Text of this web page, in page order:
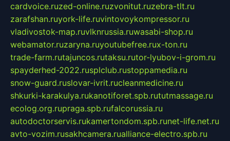
cardvoice.ruzed-online.ruzvonitut.ruzebra-tlt.ru
zarafshan.ruyork-life.ruvintovoykompressor.ru
vladivostok-map.ruvlknrussia.ruwasabi-shop.ru
webamator.ruzaryna.ruyoutubefree.rux-ton.ru
trade-farm.rutajuncos.rutaksu.rutor-lyubov-i-grom.ru
spayderhed-2022.rusplclub.rustoppamedia.ru
snow-guard.ruslovar-ivrit.rucleanmedicine.ru
shkurki-karakulya.rukanotiforet.spb.rututmassage.ru
ecolog.org.rupraga.spb.rufalcorussia.ru
autodoctorservis.rukamertondom.spb.runet-life.net.ru
avto-vozim.rusakhcamera.rualliance-electro.spb.ru